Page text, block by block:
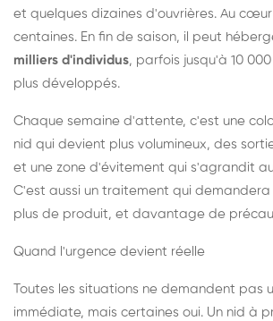
et quelques dizaines d'ouvrières. Au
centaines. En fin de saison, il peut
milliers d'individus, parfois jusqu'à 10
plus développés.
Chaque semaine d'attente, c'est une
nid qui devient plus volumineux, des
et une zone d'évitement qui s'agrandit
C'est aussi un traitement qui
plus de produit, et davantage de
Quand l'urgence devient réelle
Toutes les situations ne demandent pas
immédiate, mais certaines oui. Un nid à